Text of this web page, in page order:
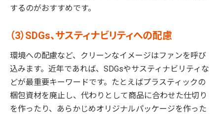
するのがおすすめです。
（3）SDGs、サスティナビリティへの配慮
環境への配慮など、クリーンなイメージはファンを呼び
込みます。近年であれば、SDGsやサスティナビリティな
どが最重要キーワードです。たとえばプラスティックの
梱包資材を廃止し、代わりとして商品に合わせた仕切り
を作ったり、あらかじめオリジナルパッケージを作った